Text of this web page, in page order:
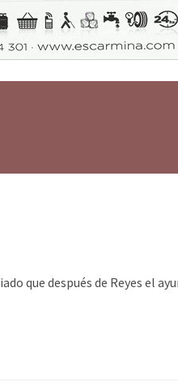
que después de Reyes el